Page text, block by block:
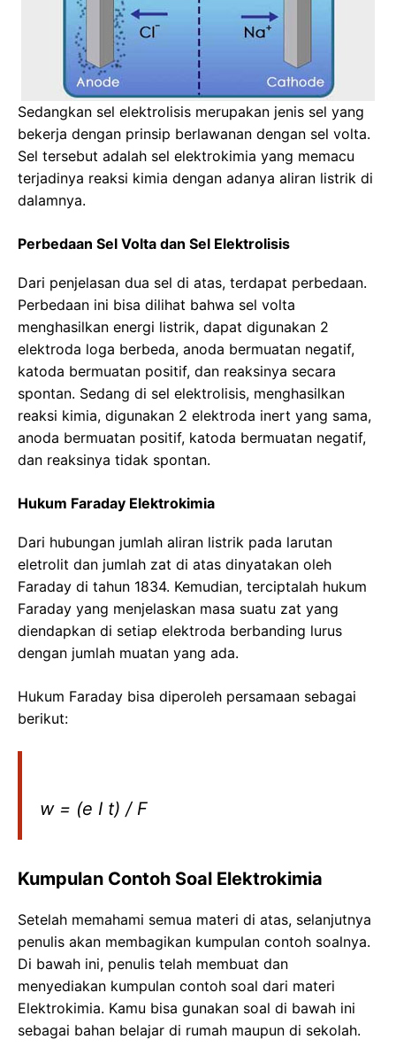
Sedangkan sel elektrolisis merupakan jenis sel yang
bekerja dengan prinsip berlawanan dengan sel volta.
Sel tersebut adalah sel elektrokimia yang memacu
terjadinya reaksi kimia dengan adanya aliran listrik di
dalamnya.
Perbedaan Sel Volta dan Sel Elektrolisis
Dari penjelasan dua sel di atas, terdapat perbedaan.
Perbedaan ini bisa dilihat bahwa sel volta
menghasilkan energi listrik, dapat digunakan 2
elektroda loga berbeda, anoda bermuatan negatif,
katoda bermuatan positif, dan reaksinya secara
spontan. Sedang di sel elektrolisis, menghasilkan
reaksi kimia, digunakan 2 elektroda inert yang sama,
anoda bermuatan positif, katoda bermuatan negatif,
dan reaksinya tidak spontan.
Hukum Faraday Elektrokimia
Dari hubungan jumlah aliran listrik pada larutan
eletrolit dan jumlah zat di atas dinyatakan oleh
Faraday di tahun 1834. Kemudian, terciptalah hukum
Faraday yang menjelaskan masa suatu zat yang
diendapkan di setiap elektroda berbanding lurus
dengan jumlah muatan yang ada.
Hukum Faraday bisa diperoleh persamaan sebagai
berikut:
w = (e I t) / F
Kumpulan Contoh Soal Elektrokimia
Setelah memahami semua materi di atas, selanjutnya
penulis akan membagikan kumpulan contoh soalnya.
Di bawah ini, penulis telah membuat dan
menyediakan kumpulan contoh soal dari materi
Elektrokimia. Kamu bisa gunakan soal di bawah ini
sebagai bahan belajar di rumah maupun di sekolah.